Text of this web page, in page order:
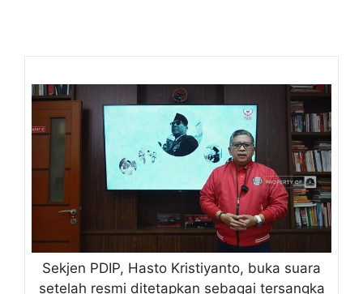
Sekjen PDIP, Hasto Kristiyanto, buka suara
setelah resmi ditetapkan sebagai tersangka